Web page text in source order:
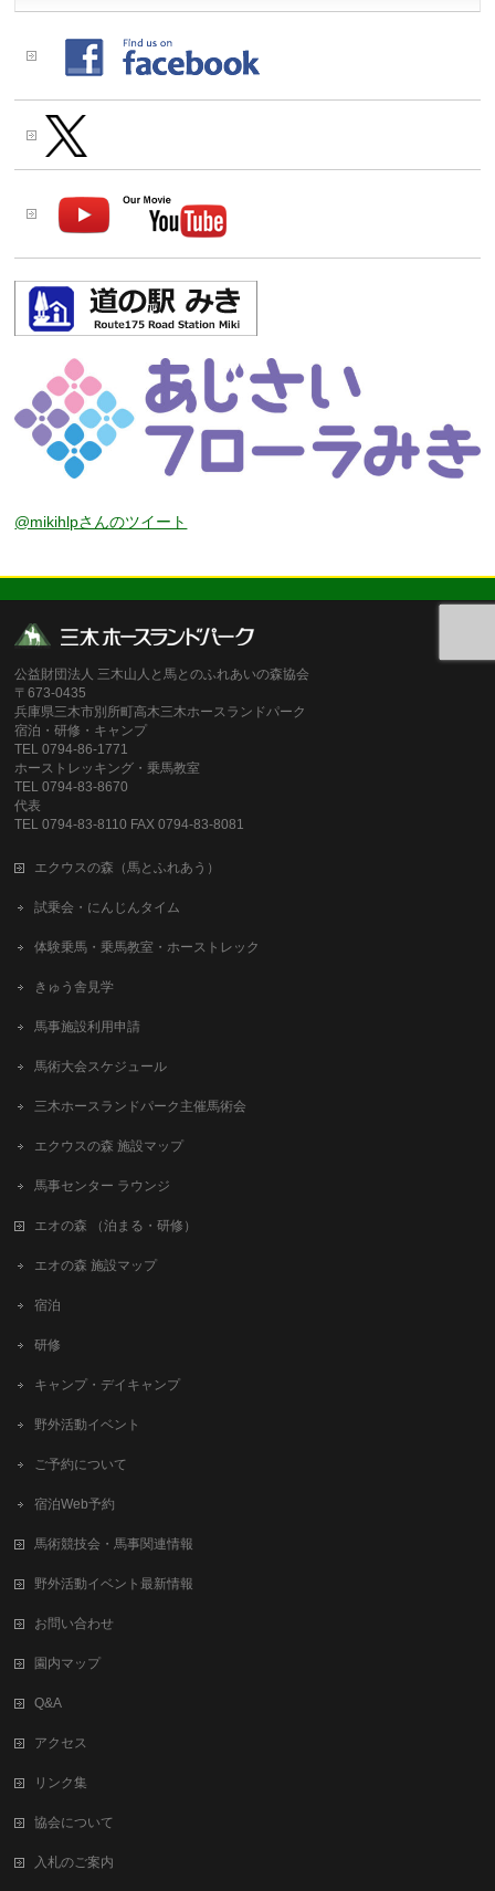
@mikihlpさんのツイート
公益財団法人 三木山人と馬とのふれあいの森協会
〒673-0435
兵庫県三木市別所町高木三木ホースランドパーク
宿泊・研修・キャンプ
TEL 0794-86-1771
ホーストレッキング・乗馬教室
TEL 0794-83-8670
代表
TEL 0794-83-8110 FAX 0794-83-8081
エクウスの森（馬とふれあう）
試乗会・にんじんタイム
体験乗馬・乗馬教室・ホーストレック
きゅう舎見学
馬事施設利用申請
馬術大会スケジュール
三木ホースランドパーク主催馬術会
エクウスの森 施設マップ
馬事センター ラウンジ
エオの森 （泊まる・研修）
エオの森 施設マップ
宿泊
研修
キャンプ・デイキャンプ
野外活動イベント
ご予約について
宿泊Web予約
馬術競技会・馬事関連情報
野外活動イベント最新情報
お問い合わせ
園内マップ
Q&A
アクセス
リンク集
協会について
入札のご案内